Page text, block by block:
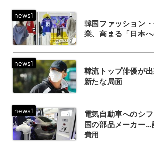
韓国ファッション
業、高まる「日本
韓流トップ俳優が
新たな局面
電気自動車へのシ
国の部品メーカー…
費用